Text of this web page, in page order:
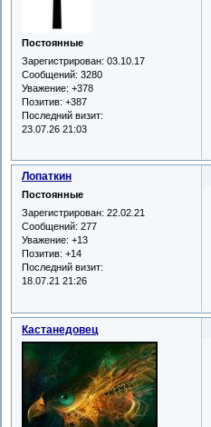
Постоянные
Зарегистрирован: 03.10.17
Сообщений: 3280
Уважение: +378
Позитив: +387
Последний визит:
23.07.26 21:03
Лопаткин
Постоянные
Зарегистрирован: 22.02.21
Сообщений: 277
Уважение: +13
Позитив: +14
Последний визит:
18.07.21 21:26
Кастанедовец